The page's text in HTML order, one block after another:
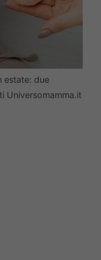
estate: due
Universomamma.it